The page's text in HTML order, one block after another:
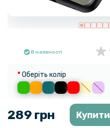
В наявності
Оберіть колір
289 грн Купити